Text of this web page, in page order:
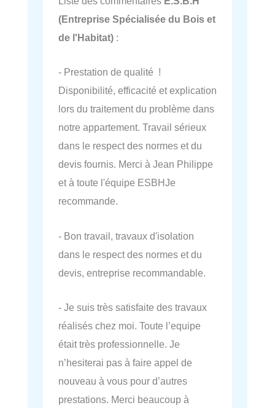
(Entreprise Spécialisée du Bois et
de l'Habitat) :
- Prestation de qualité !
Disponibilité, efficacité et explication
lors du traitement du problème dans
notre appartement. Travail sérieux
dans le respect des normes et du
devis fournis. Merci à Jean Philippe
et à toute l'équipe ESBHJe
recommande.
- Bon travail, travaux d'isolation
dans le respect des normes et du
devis, entreprise recommandable.
- Je suis très satisfaite des travaux
réalisés chez moi. Toute l’equipe
était très professionnelle. Je
n’hesiterai pas à faire appel de
nouveau à vous pour d’autres
prestations. Merci beaucoup à